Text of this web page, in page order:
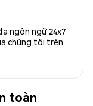
ngôn ngữ 24x7
chúng tôi trên
toàn